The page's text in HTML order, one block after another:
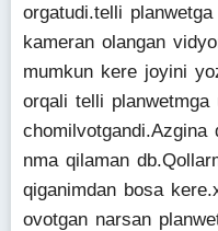
orgatudi.telli
kameran olangan
mumkun kere joyini
orqali telli planwetmga
nma qilaman
qiganimdan bosa
ovotgan narsan